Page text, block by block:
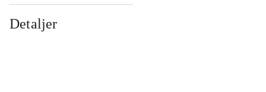
Detaljer